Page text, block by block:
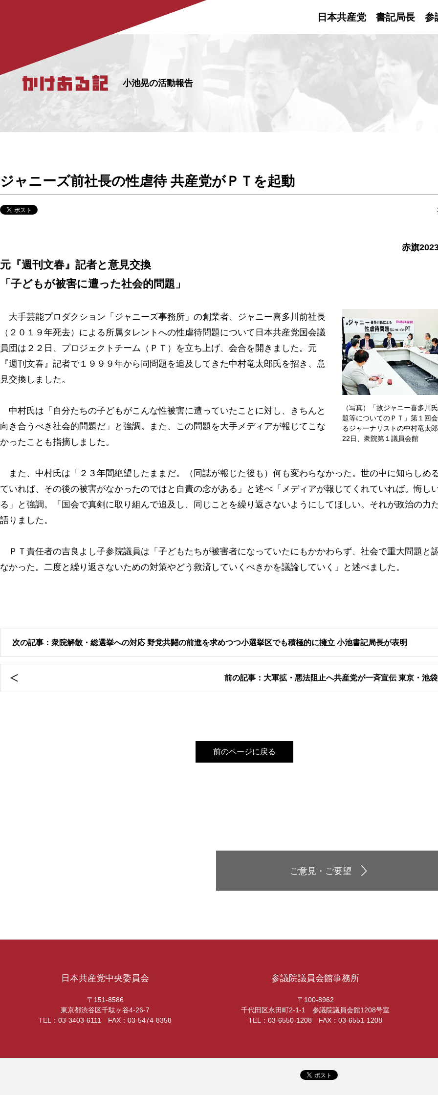
日本共産党 書記局長 参
小池晃の活動報告
ジャニーズ前社長の性虐待 共産党がＰＴを起動
赤旗
元『週刊文春』記者と意見交換
「子どもが被害に遭った社会的問題」
（写真）「故ジャニー喜多川
題等についてのＰＴ」第１回
るジャーナリストの中村竜太
22日、衆院第１議員会館
大手芸能プロダクション「ジャニーズ事務所」の創業者、ジャニー喜多川前社長
（２０１９年死去）による所属タレントへの性虐待問題について日本共産党国会議
員団は２２日、プロジェクトチーム（ＰＴ）を立ち上げ、会合を開きました。元
『週刊文春』記者で１９９９年から同問題を追及してきた中村竜太郎氏を招き、意
見交換しました。
中村氏は「自分たちの子どもがこんな性被害に遭っていたことに対し、きちんと
向き合うべき社会的問題だ」と強調。また、この問題を大手メディアが報じてこな
かったことも指摘しました。
また、中村氏は「２３年間絶望したままだ。（同誌が報じた後も）何も変わらなかった。世の中に知らしめ
ていれば、その後の被害がなかったのではと自責の念がある」と述べ「メディアが報じてくれていれば。悔し
る」と強調。「国会で真剣に取り組んで追及し、同じことを繰り返さないようにしてほしい。それが政治の力
語りました。
ＰＴ責任者の吉良よし子参院議員は「子どもたちが被害者になっていたにもかかわらず、社会で重大問題と
なかった。二度と繰り返さないための対策やどう救済していくべきかを議論していく」と述べました。
次の記事：衆院解散・総選挙への対応 野党共闘の前進を求めつつ小選挙区でも積極的に擁立 小池書記局長が表明
前の記事：大軍拡・悪法阻止へ共産党が一斉宣伝 東京・池
前のページに戻る
ご意見・ご要望
日本共産党中央委員会
〒151-8586
東京都渋谷区千駄ヶ谷4-26-7
TEL：03-3403-6111 FAX：03-5474-8358
参議院議員会館事務所
〒100-8962
千代田区永田町2-1-1 参議院議員会館1208号室
TEL：03-6550-1208 FAX：03-6551-1208